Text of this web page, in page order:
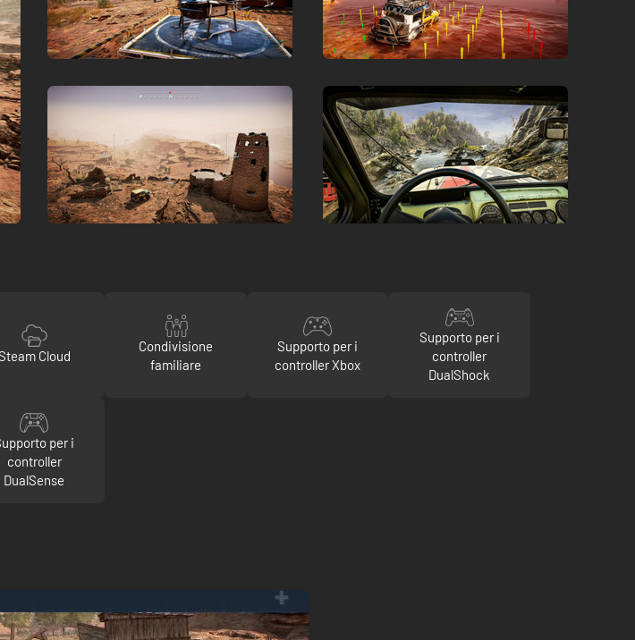
Cloud
Condivisione
familiare
Supporto per i
controller Xbox
Supporto per i
controller
DualShock
per i
controller
DualSense